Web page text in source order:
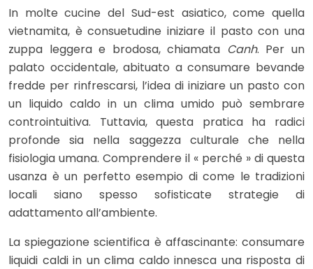
In molte cucine del Sud-est asiatico, come quella
vietnamita, è consuetudine iniziare il pasto con una
zuppa leggera e brodosa, chiamata Canh. Per un
palato occidentale, abituato a consumare bevande
fredde per rinfrescarsi, l’idea di iniziare un pasto con
un liquido caldo in un clima umido può sembrare
controintuitiva. Tuttavia, questa pratica ha radici
profonde sia nella saggezza culturale che nella
fisiologia umana. Comprendere il « perché » di questa
usanza è un perfetto esempio di come le tradizioni
locali siano spesso sofisticate strategie di
adattamento all’ambiente.
La spiegazione scientifica è affascinante: consumare
liquidi caldi in un clima caldo innesca una risposta di